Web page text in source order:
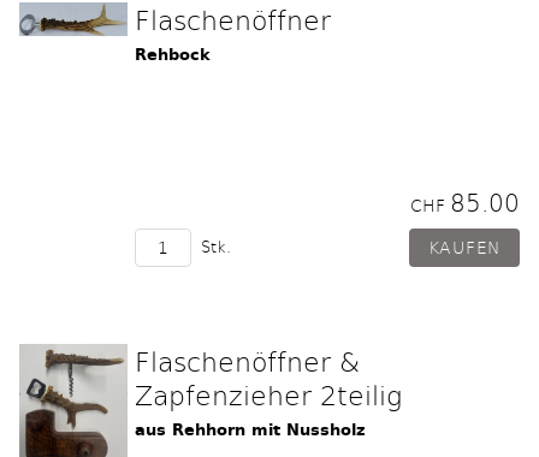
Flaschenöffner
Rehbock
CHF 85.00
Stk.
Flaschenöffner &
Zapfenzieher 2teilig
aus Rehhorn mit Nussholz